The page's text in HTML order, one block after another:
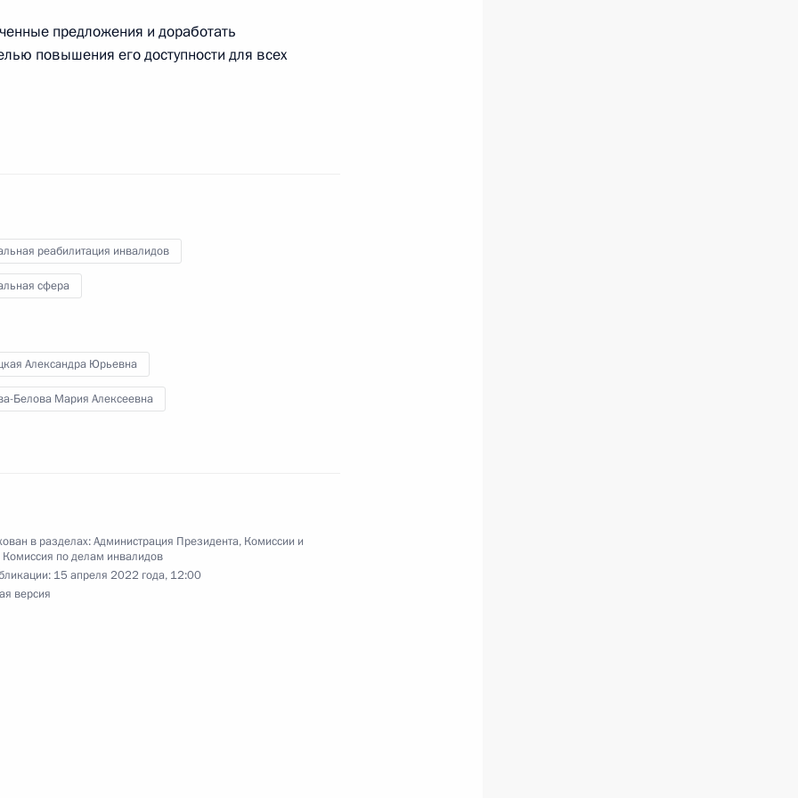
предложения и доработать
повышения его доступности для всех
реабилитация инвалидов
сфера
Александра Юрьевна
Белова Мария Алексеевна
в разделах:Администрация Президента, Комиссии и
Комиссия по делам инвалидов
15 апреля 2022 года, 12:00
версия